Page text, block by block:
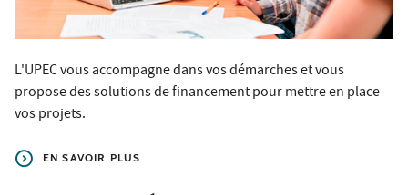
L'UPEC vous accompagne dans vos démarches et vous
propose des solutions de financement pour mettre en place
vos projets.
EN SAVOIR PLUS